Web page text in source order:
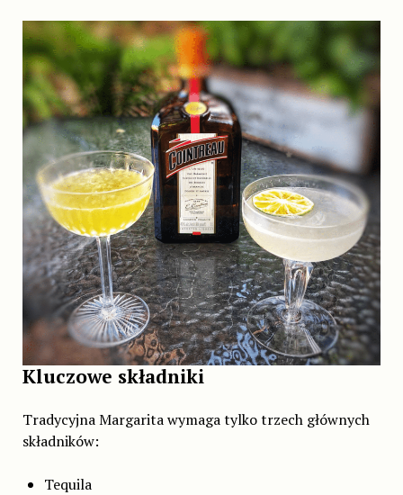
Kluczowe składniki
Tradycyjna Margarita wymaga tylko trzech głównych
składników:
Tequila